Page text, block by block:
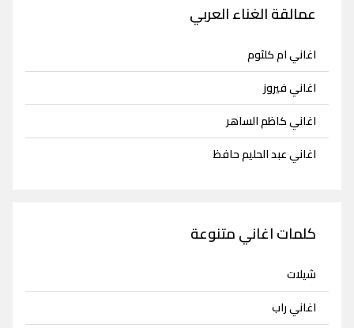
عمالقة الغناء العربي
اغاني ام كلثوم
اغاني فيروز
اغاني كاظم الساهر
اغاني عبد الحليم حافظ
كلمات اغاني متنوعة
شيلات
اغاني راب